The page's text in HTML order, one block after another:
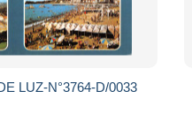
LUZ-N°3764-D/0033